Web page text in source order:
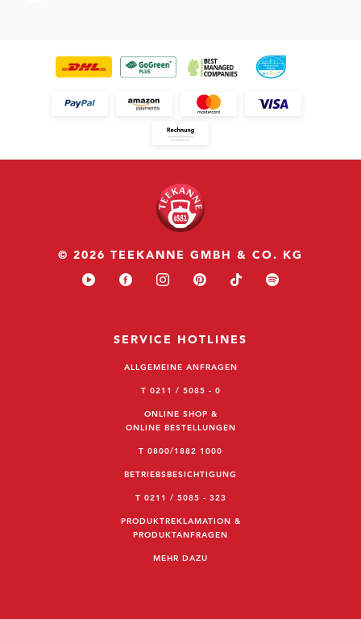
© 2026 TEEKANNE GMBH & CO. KG
SERVICE HOTLINES
ALLGEMEINE ANFRAGEN
T 0211 / 5085 - 0
ONLINE SHOP &
ONLINE BESTELLUNGEN
T 0800/1882 1000
BETRIEBSBESICHTIGUNG
T 0211 / 5085 - 323
PRODUKTREKLAMATION &
PRODUKTANFRAGEN
MEHR DAZU